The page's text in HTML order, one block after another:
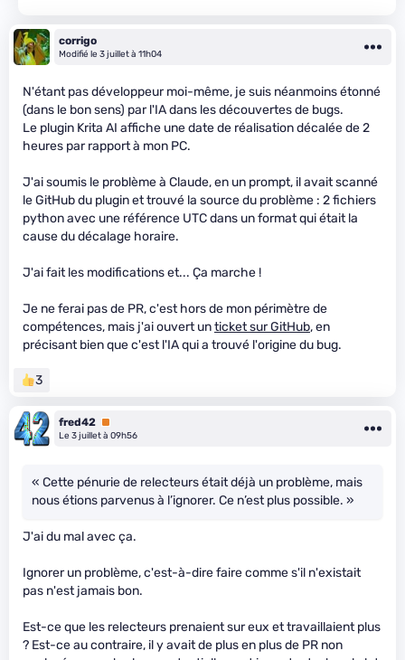
corrigo
Modifié le 3 juillet à 11h04
N'étant pas développeur moi-même, je suis néanmoins étonné
(dans le bon sens) par l'IA dans les découvertes de bugs.
Le plugin Krita AI affiche une date de réalisation décalée de 2
heures par rapport à mon PC.
J'ai soumis le problème à Claude, en un prompt, il avait scanné
le GitHub du plugin et trouvé la source du problème : 2 fichiers
python avec une référence UTC dans un format qui était la
cause du décalage horaire.
J'ai fait les modifications et... Ça marche !
Je ne ferai pas de PR, c'est hors de mon périmètre de
compétences, mais j'ai ouvert unticket sur GitHub, en
précisant bien que c'est l'IA qui a trouvé l'origine du bug.
3
fred42 Premium
Le 3 juillet à 09h56
« Cette pénurie de relecteurs était déjà un problème, mais
nous étions parvenus à l’ignorer. Ce n’est plus possible. »
J'ai du mal avec ça.
Ignorer un problème, c'est-à-dire faire comme s'il n'existait
pas n'est jamais bon.
Est-ce que les relecteurs prenaient sur eux et travaillaient plus
? Est-ce au contraire, il y avait de plus en plus de PR non